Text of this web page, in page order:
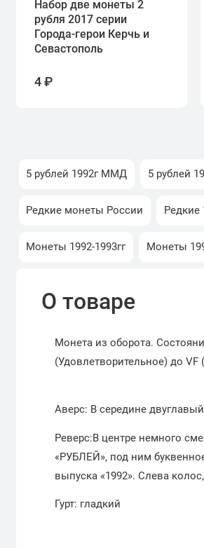
Набор две монеты 2
рубля 2017 серии
Города-герои Керчь и
Севастополь
4 ₽
5 рублей 1992г ММД 5 рублей
Редкие монеты России Редкие
Монеты 1992-1993гг Монеты
О товаре
Монета из оборота.
(Удовлетворительное) до VF
Аверс: В середине
Реверс:В центре немного
«РУБЛЕЙ», под ним
выпуска «1992». Слева
Гурт: гладкий